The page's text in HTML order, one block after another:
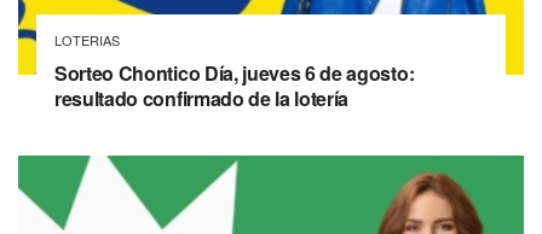
LOTERIAS
Sorteo Chontico Día, jueves 6 de agosto:
resultado confirmado de la lotería